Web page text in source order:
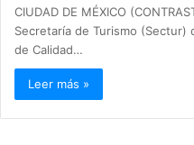
CIUDAD DE MÉXICO
Secretaría de Turismo (Sectur)
de Calidad…
Leer más »